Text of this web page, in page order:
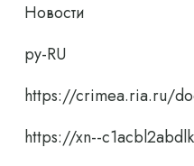
Новости
ру-RU
https://crimea.ria.ru/
https://xn--